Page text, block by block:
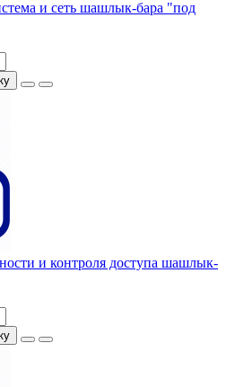
и сеть шашлык-бара "под
и контроля доступа шашлык-